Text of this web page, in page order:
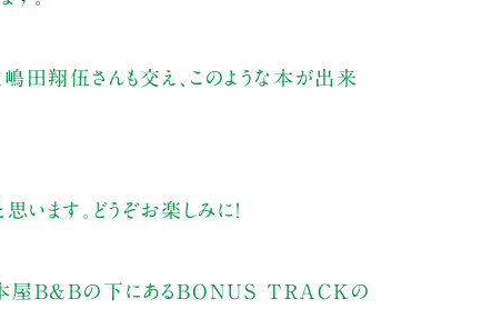
田翔伍さんも交え、このような本が出来
ます。どうぞお楽しみに！
、本屋B&Bの下にあるBONUS TRACKの